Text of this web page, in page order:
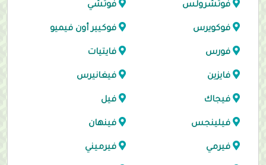
فوتشرولس فوتشي
فوكويرس فوكيير أون فيميو
فورس فايتيات
فايزين فيغانيرس
فيجاك فيل
فيلينجس فينهان
فيرمي فيرميني